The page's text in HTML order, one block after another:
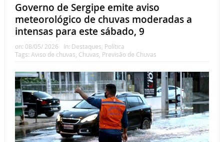
Governo de Sergipe emite aviso
meteorológico de chuvas moderadas a
intensas para este sábado, 9
on: 08/05/ 2026 In: Destaques Política
Tags: Aviso de chuvas Chuvas Previsão de Chuvas